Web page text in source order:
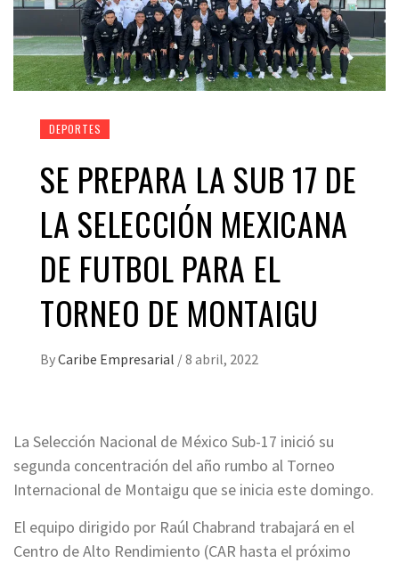
DEPORTES
SE PREPARA LA SUB 17 DE
LA SELECCIÓN MEXICANA
DE FUTBOL PARA EL
TORNEO DE MONTAIGU
ByCaribe Empresarial /8 abril, 2022
La Selección Nacional de México Sub-17 inició su
segunda concentración del año rumbo al Torneo
Internacional de Montaigu que se inicia este domingo.
El equipo dirigido por Raúl Chabrand trabajará en el
Centro de Alto Rendimiento (CAR hasta el próximo